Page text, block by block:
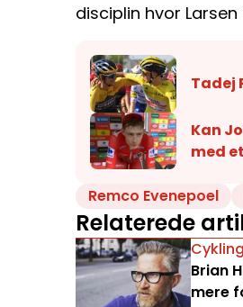
disciplin hvor
Tadej
Kan
med
Remco Evenepoel
Relaterede
Cykling
Brian
mere